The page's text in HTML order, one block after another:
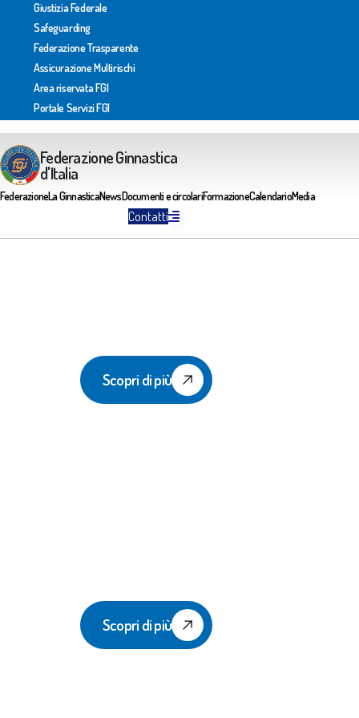
Giustizia Federale
Safeguarding
Federazione Trasparente
Assicurazione Multirischi
Area riservata FGI
Portale Servizi FGI
Federazione Ginnastica
d'Italia
FederazioneLa GinnasticaNewsDocumenti e circolariFormazioneCalendarioMedia
Contatti
Scopri di più
Scopri di più